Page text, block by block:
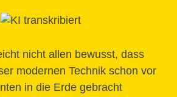
nicht allen bewusst, dass
modernen Technik schon vor
in die Erde gebracht